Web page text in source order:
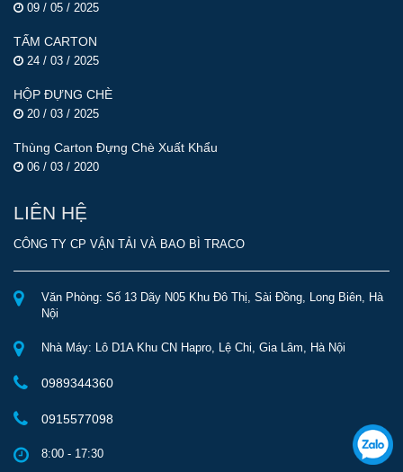
09 / 05 / 2025
TẤM CARTON
24 / 03 / 2025
HỘP ĐỰNG CHÈ
20 / 03 / 2025
Thùng Carton Đựng Chè Xuất Khẩu
06 / 03 / 2020
LIÊN HỆ
CÔNG TY CP VẬN TẢI VÀ BAO BÌ TRACO
Văn Phòng: Số 13 Dãy N05 Khu Đô Thị, Sài Đồng, Long Biên, Hà
Nội
Nhà Máy: Lô D1A Khu CN Hapro, Lệ Chi, Gia Lâm, Hà Nội
0989344360
0915577098
8:00 - 17:30